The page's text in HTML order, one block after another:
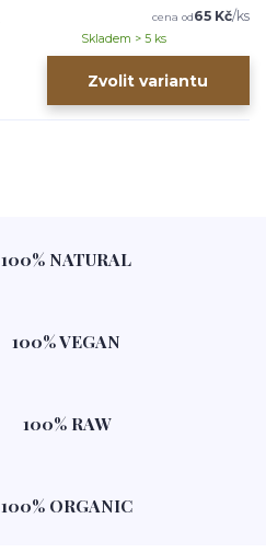
cena od65 Kč/ks
Skladem > 5 ks
Zvolit variantu
100% NATURAL
100% VEGAN
100% RAW
100% ORGANIC